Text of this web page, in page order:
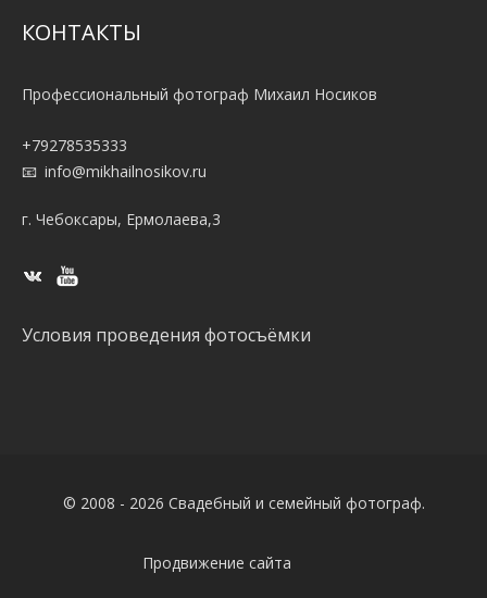
КОНТАКТЫ
Профессиональный фотограф Михаил Носиков
+79278535333
info@mikhailnosikov.ru
г. Чебоксары, Ермолаева,3
Условия проведения фотосъёмки
© 2008 - 2026 Свадебный и семейный фотограф.
Продвижение сайта